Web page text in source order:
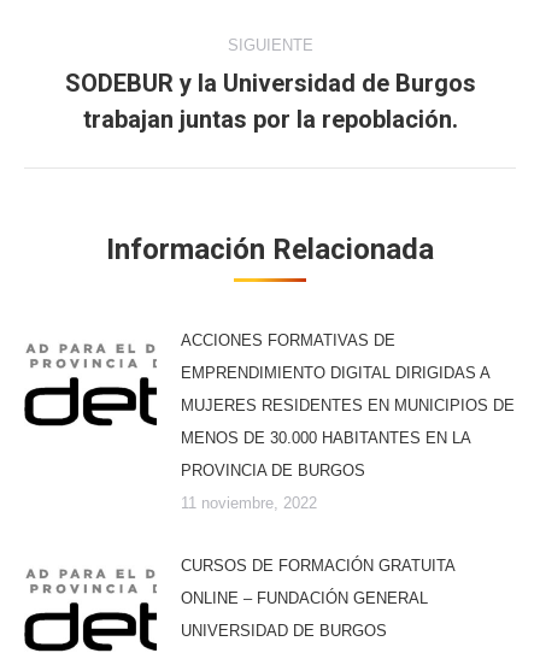
SIGUIENTE
siguiente:
SODEBUR y la Universidad de Burgos
trabajan juntas por la repoblación.
Información Relacionada
ACCIONES FORMATIVAS DE
EMPRENDIMIENTO DIGITAL DIRIGIDAS A
MUJERES RESIDENTES EN MUNICIPIOS DE
MENOS DE 30.000 HABITANTES EN LA
PROVINCIA DE BURGOS
11 noviembre, 2022
CURSOS DE FORMACIÓN GRATUITA
ONLINE – FUNDACIÓN GENERAL
UNIVERSIDAD DE BURGOS